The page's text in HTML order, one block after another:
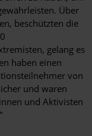
Über
beschützten die
gelang es
haben einen
von
und waren
und Aktivisten